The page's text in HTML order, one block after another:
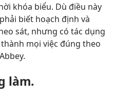
khóa biểu. Dù điều này
biết hoạch định và
sát, nhưng có tác dụng​
mọi việc đúng theo
làm.